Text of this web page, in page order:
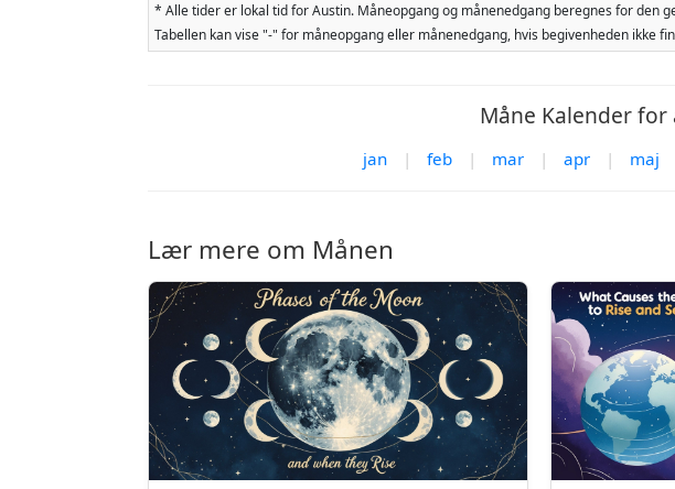
* Alle tider er lokal tid for Austin. Måneopgang og månenedgang beregnes for den
Tabellen kan vise "-" for måneopgang eller månenedgang, hvis begivenheden ikke
Måne Kalender
jan | feb | mar | apr | maj
Lær mere om Månen